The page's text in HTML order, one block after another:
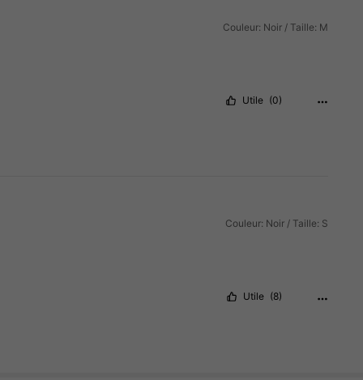
Couleur: Noir / Taille: M
Utile (0)
Couleur: Noir / Taille: S
Utile (8)